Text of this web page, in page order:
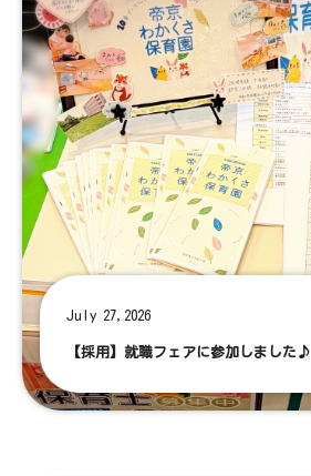
July 27,2026
【採用】就職フェアに参加しました♪